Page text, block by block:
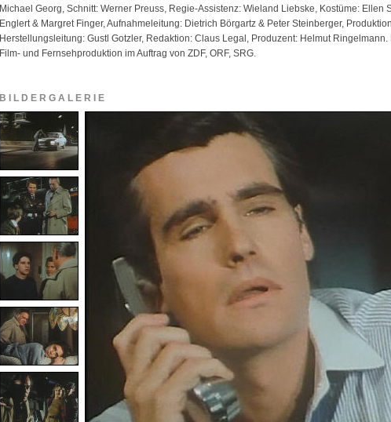
Michael Georg, Schnitt: Werner Preuss, Regie-Assistenz: Wieland Liebske, Kostüme: Ellen
Englert & Margret Finger, Aufnahmeleitung: Dietrich Börgartz & Peter Steinberger,
Herstellungsleitung: Gustl Gotzler, Redaktion: Claus Legal, Produzent: Helmut
Film- und Fernsehproduktion im Auftrag von ZDF, ORF, SRG.
BILDERGALERIE